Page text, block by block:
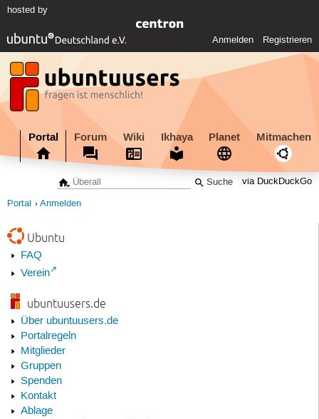
hosted by
Anmelden Registrieren
Portal Forum Wiki Ikhaya Planet Mitmachen
via DuckDuckGo
Portal Anmelden
Ubuntu
FAQ
Verein
ubuntuusers.de
Über ubuntuusers.de
Portalregeln
Mitglieder
Gruppen
Spenden
Kontakt
Ablage